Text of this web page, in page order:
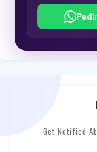
Get Notified